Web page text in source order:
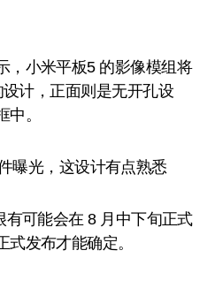
，小米平板5 的影像模组将
计，正面则是无开孔设
。
可能会在 8 月中下旬正式
发布才能确定。